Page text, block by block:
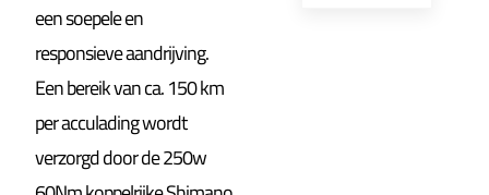
een soepele en
responsieve aandrijving.
Een bereik van ca. 150 km
per acculading wordt
verzorgd door de 250w